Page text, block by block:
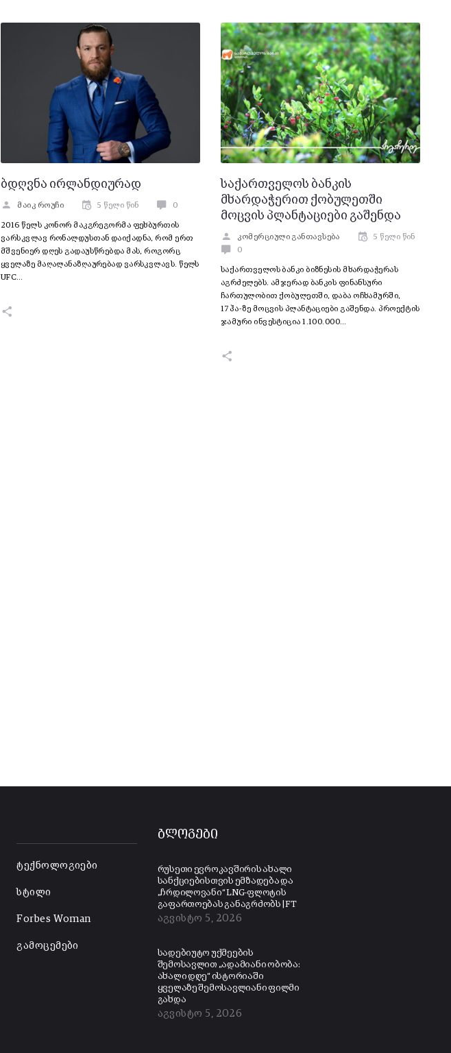
ბდღვნა ირლანდიურად
მაიკ როუჩი 5 წელი წინ 0
2016 წელს კონორ მაკგრეგორმა ფეხბურთის
ვარსკვლავ რონალდუსთან დაიქადნა, რომ ერთ
მშვენიერ დღეს გადაუსწრებდა მას, როგორც
ყველაზე მაღალანაზღაურებად ვარსკვლავს. წელს
UFC…
საქართველოს ბანკის
მხარდაჭერით ქობულეთში
მოცვის პლანტაციები გაშენდა
კომერციული განთავსება
5 წელი წინ
0
საქართველოს ბანკი ბიზნესის მხარდაჭერას
აგრძელებს. ამჯერად ბანკის ფინანსური
ჩართულობით ქობულეთში, დაბა ოჩხამურში,
17ჰა-ზე მოცვის პლანტაციები გაშენდა. პროექტის
ჯამური ინვესტიცია 1.100.000…
ტექნოლოგიები
სტილი
Forbes Woman
გამოცემები
ბლოგები
რუსეთი ევროკავშირის ახალი
სანქციებისთვის ემზადება და
„ჩრდილოვანი“ LNG-ფლოტის
გაფართოებას განაგრძობს | FT
აგვისტო 5, 2026
სადებიუტო უქმეების
შემოსავლით „ადამიანი ობობა:
ახალი დღე“ ისტორიაში
ყველაზე შემოსავლიანი ფილმი
გახდა
აგვისტო 5, 2026